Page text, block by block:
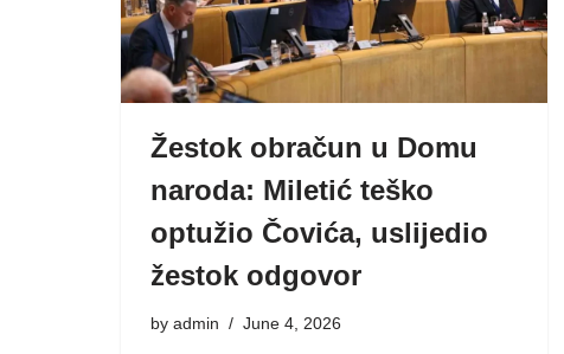
Žestok obračun u Domu
naroda: Miletić teško
optužio Čovića, uslijedio
žestok odgovor
by admin June 4, 2026